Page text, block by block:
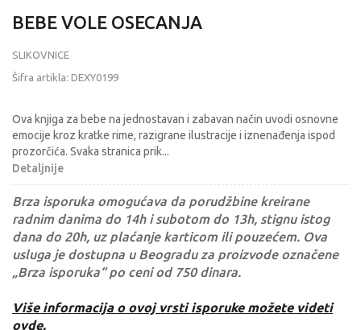
BEBE VOLE OSECANJA
SLIKOVNICE
Šifra artikla: DEXY0199
Ova knjiga za bebe na jednostavan i zabavan način uvodi osnovne
emocije kroz kratke rime, razigrane ilustracije i iznenađenja ispod
prozorčića. Svaka stranica prik...
Detaljnije
Brza isporuka omogućava da porudžbine kreirane
radnim danima do 14h i subotom do 13h, stignu istog
dana do 20h, uz plaćanje karticom ili pouzećem. Ova
usluga je dostupna u Beogradu za proizvode označene
„Brza isporuka“ po ceni od 750 dinara.
Više informacija o ovoj vrsti isporuke možete videti
ovde.